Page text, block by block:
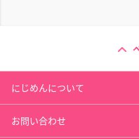
にじめんについて
お問い合わせ